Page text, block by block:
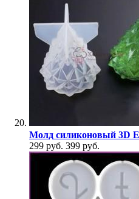
Молд силиконовый 3D
299 руб. 399 руб.